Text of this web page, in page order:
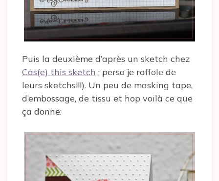
Puis la deuxième d’après un sketch chez
Cas(e) this sketch ; perso je raffole de
leurs sketchs!!!). Un peu de masking tape,
d’embossage, de tissu et hop voilà ce que
ça donne: